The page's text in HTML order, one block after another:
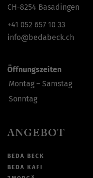
CH-8254 Basadingen
+41 052 657 10 33
info@bedabeck.ch
Öffnungszeiten
Montag – Samstag
Sonntag
ANGEBOT
BEDA BECK
BEDA KAFI